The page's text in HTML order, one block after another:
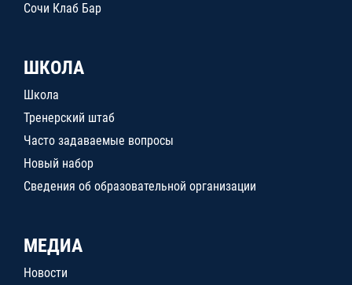
Сочи Клаб Бар
ШКОЛА
Школа
Тренерский штаб
Часто задаваемые вопросы
Новый набор
Сведения об образовательной организации
МЕДИА
Новости